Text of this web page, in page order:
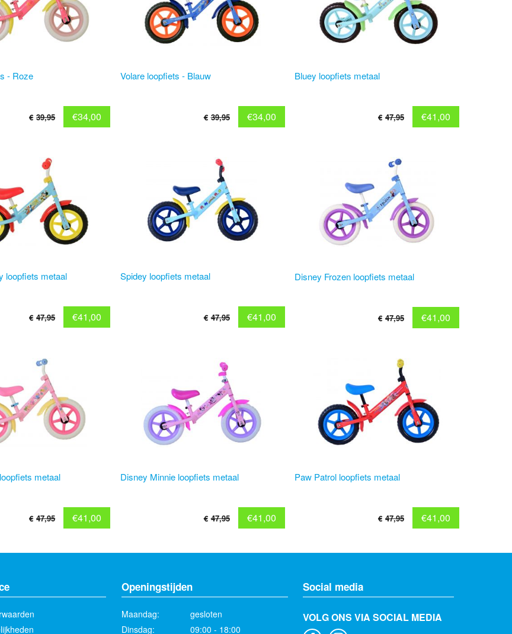
- Roze
€ 39,95 €34,00
Volare loopfiets - Blauw
€ 39,95 €34,00
Bluey loopfiets metaal
€ 47,95 €41,00
loopfiets metaal
€ 47,95 €41,00
Spidey loopfiets metaal
€ 47,95 €41,00
Disney Frozen loopfiets metaal
€ 47,95 €41,00
metaal
€ 47,95 €41,00
Disney Minnie loopfiets metaal
€ 47,95 €41,00
Paw Patrol loopfiets metaal
€ 47,95 €41,00
Openingstijden
Maandag:
gesloten
Dinsdag:
09:00 - 18:00
Social media
VOLG ONS VIA SOCIAL MEDIA